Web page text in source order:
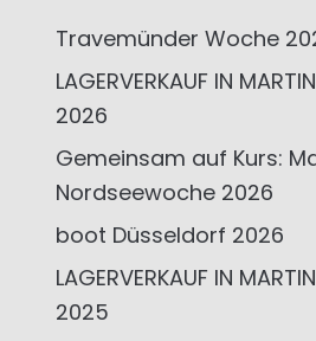
Travemünder Woche
LAGERVERKAUF IN
2026
Gemeinsam auf Kurs:
Nordseewoche 2026
boot Düsseldorf 2026
LAGERVERKAUF IN
2025